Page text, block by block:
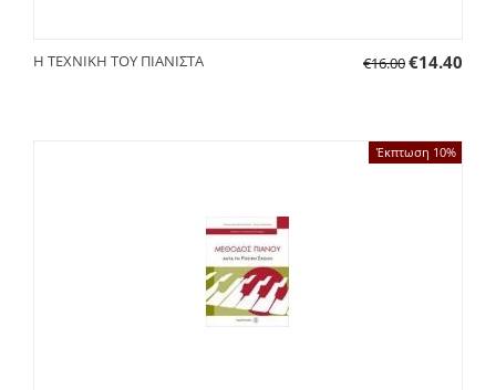
Η ΤΕΧΝΙΚΗ ΤΟΥ ΠΙΑΝΙΣΤΑ €16.00€14.40
Έκπτωση 10%